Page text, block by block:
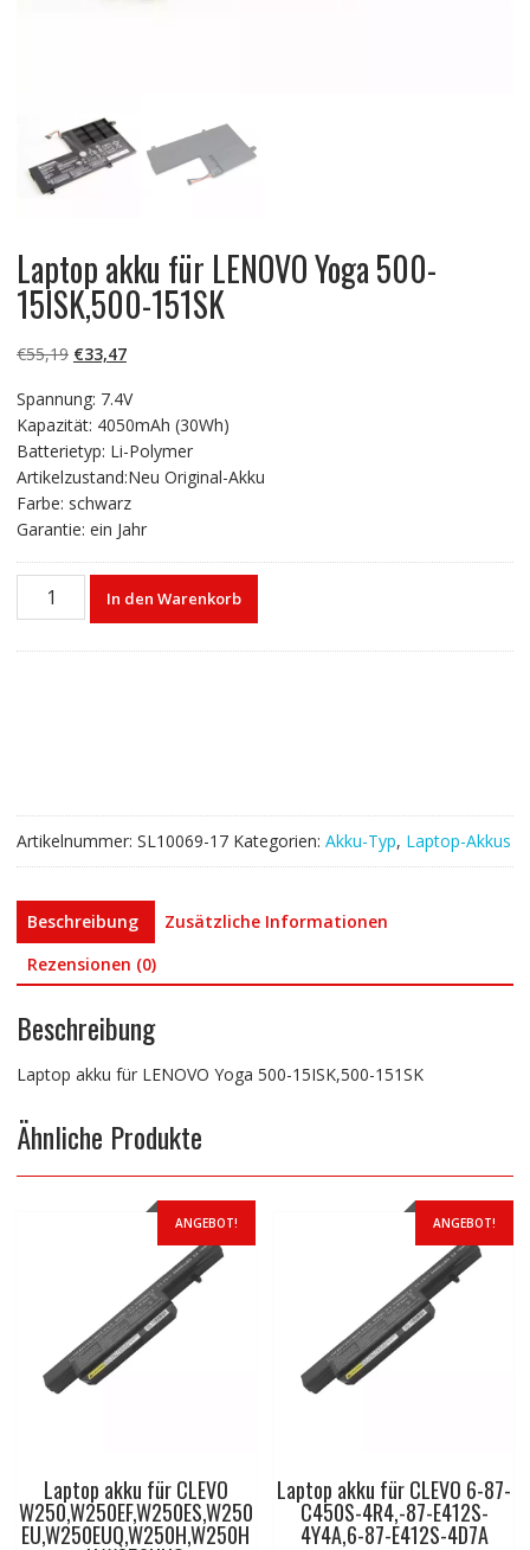
Laptop akku für LENOVO Yoga 500-
15ISK,500-151SK
€55,19 Ursprünglicher
war:
€55,19
€33,47Aktueller
ist:
€33,47.
Spannung: 7.4V
Kapazität: 4050mAh (30Wh)
Batterietyp: Li-Polymer
Artikelzustand:Neu Original-Akku
Farbe: schwarz
Garantie: ein Jahr
Laptop
In den Warenkorb
Artikelnummer: SL10069-17 Kategorien: Akku-Typ, Laptop-Akkus
Beschreibung
Zusätzliche Informationen
Rezensionen (0)
Beschreibung
Laptop akku für LENOVO Yoga 500-15ISK,500-151SK
Ähnliche Produkte
ANGEBOT!
Laptop akku für CLEVO
W250,W250EF,W250ES,W250
EU,W250EUQ,W250H,W250H
ANGEBOT!
Laptop akku für CLEVO 6-87-
C450S-4R4,-87-E412S-
4Y4A,6-87-E412S-4D7A